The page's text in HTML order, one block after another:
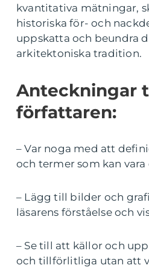
kvantitativa mätningar,
historiska för- och
uppskatta och beundra
arkitektoniska tradition.
Anteckningar
författaren:
– Var noga med att
och termer som kan vara
– Lägg till bilder och
läsarens förståelse och
– Se till att källor och
och tillförlitliga utan att